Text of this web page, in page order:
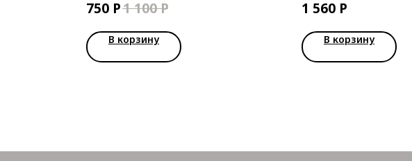
750 Р1 100Р
В корзину
Intense Moisture
1 560 Р
В корзину